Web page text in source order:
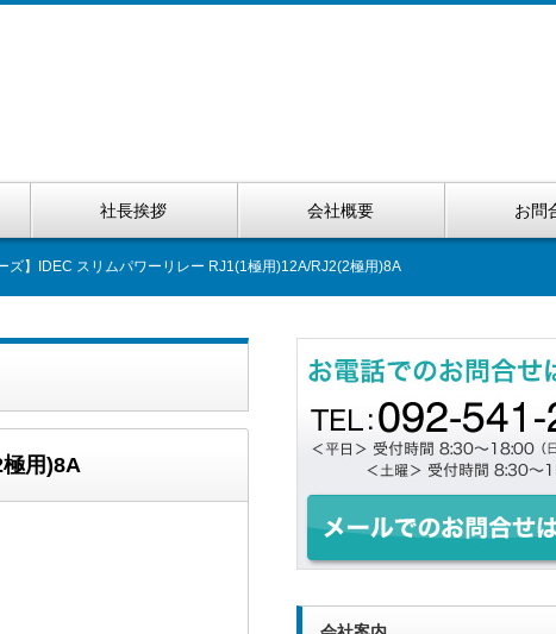
社長挨拶 会社概要 お問
ズ】IDEC スリムパワーリレー RJ1(1極用)12A/RJ2(2極用)8A
用)8A